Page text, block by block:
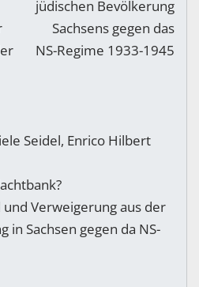
Seidel, Enrico Hilbert
Verweigerung aus der
in Sachsen gegen da NS-